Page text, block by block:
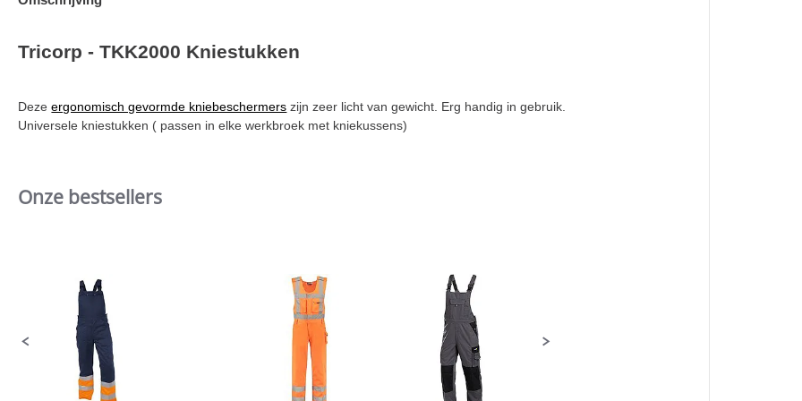
Tricorp - TKK2000 Kniestukken
Dezeergonomisch gevormde kniebeschermers zijn zeer licht van gewicht. Erg handig in gebruik.
Universele kniestukken ( passen in elke werkbroek met kniekussens)
Slideshow
Onze bestsellers